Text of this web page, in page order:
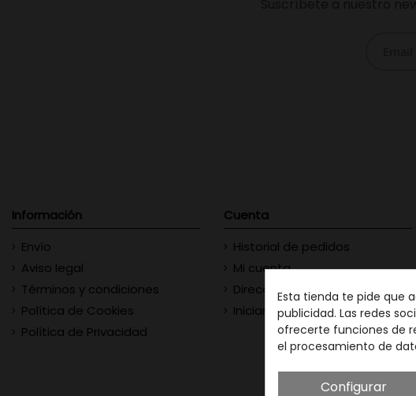
Información
Envío
Aviso legal
Términos y condiciones
Política de Cookies
Política de Privacidad
Cuenta
Historial de pedidos
Mi cuenta
Direcciones
Iniciar sesión
Esta tienda te pide que
publicidad. Las redes
ofrecerte funciones de
el procesamiento de
Configurar